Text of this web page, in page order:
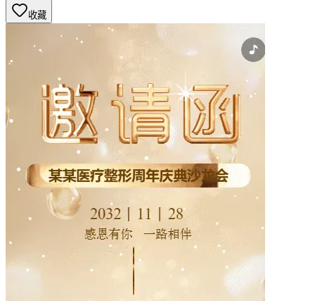
收藏